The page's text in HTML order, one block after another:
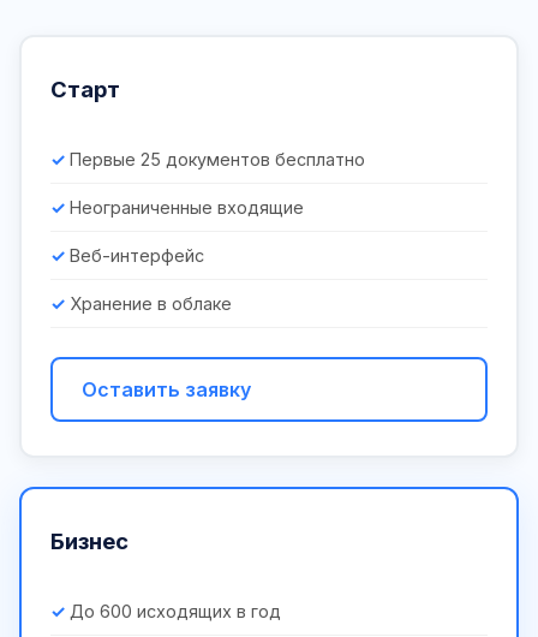
Старт
Первые 25 документов бесплатно
Неограниченные входящие
Веб-интерфейс
Хранение в облаке
Оставить заявку
Бизнес
До 600 исходящих в год